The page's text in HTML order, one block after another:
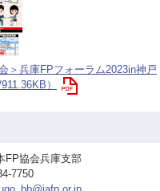
＞兵庫FPフォーラム2023in神戸
）
FP協会兵庫支部
7750